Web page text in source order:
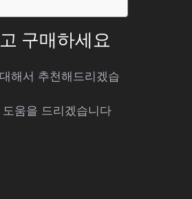
구매하세요
해서 추천해드리겠습
움을 드리겠습니다